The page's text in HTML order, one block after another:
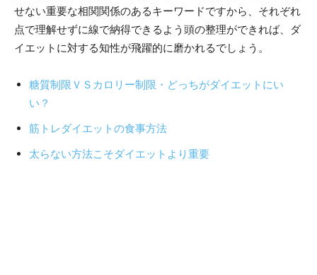
せない重要な相関関係のあるキーワードですから、それぞれ
点で理解せずに線で納得できるよう頭の整理ができれば、ダ
イエットに対する知性が飛躍的に磨かれるでしょう。
糖質制限ＶＳカロリー制限・どっちがダイエットにい
い？
筋トレダイエットの食事方法
太らない方法こそダイエットより重要